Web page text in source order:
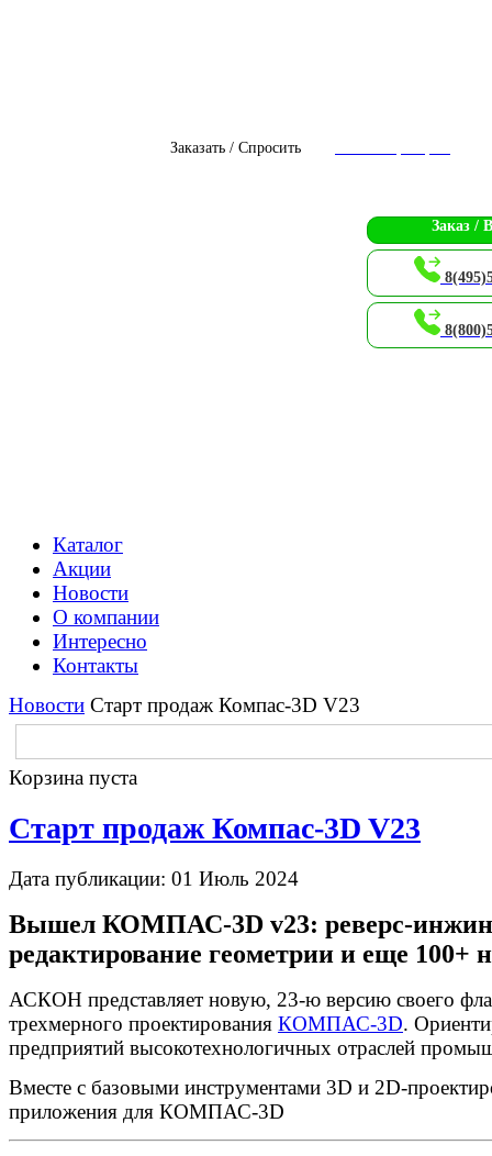
Заказать / Спросить
Заказ /
Каталог
Акции
Новости
О компании
Интересно
Контакты
Новости Старт продаж Компас-3D V23
Корзина пуста
Старт продаж Компас-3D V23
Дата публикации: 01 Июль 2024
Вышел КОМПАС-3D v23: реверс-
редактирование геометрии и еще 100+
АСКОН представляет новую, 23-ю версию своего
трехмерного проектирования КОМПАС-3D.
предприятий высокотехнологичных отраслей
Вместе с базовыми инструментами 3D и 2D-
приложения для КОМПАС-3D